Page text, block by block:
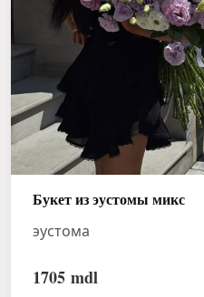
Букет из эустомы микс
эустома
1705 mdl